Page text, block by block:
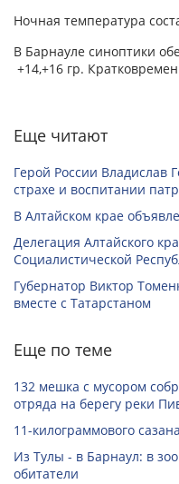
Ночная температура
В Барнауле синоптики
+14,+16 гр.
Еще читают
Герой России Владислав
страхе и воспитании
В Алтайском крае
Делегация Алтайского
Социалистической
Губернатор Виктор
вместе с Татарстаном
Еще по теме
132 мешка с мусором
отряда на берегу реки
11-килограммового
Из Тулы - в Барнаул: в
обитатели